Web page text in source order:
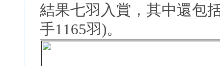
結果七羽入賞，其中還包
手1165羽)。